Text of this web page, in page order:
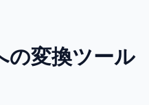
の変換ツール